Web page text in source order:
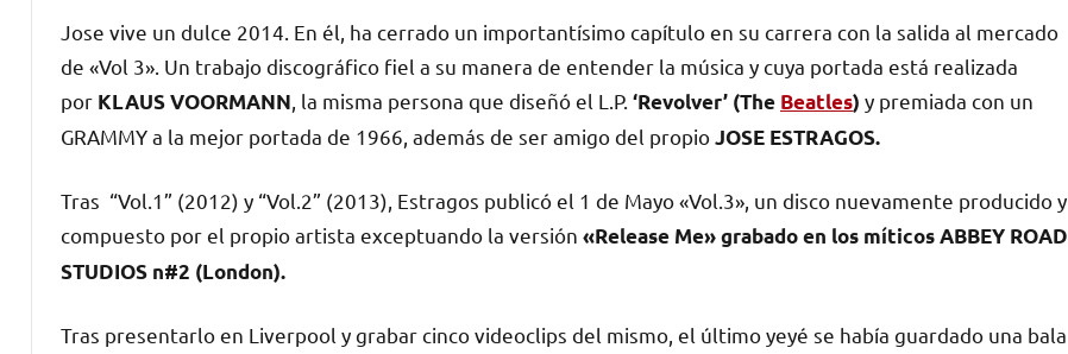
Jose vive un dulce 2014. En él, ha cerrado un importantísimo capítulo en su carrera con la salida al mercado
de «Vol 3». Un trabajo discográfico fiel a su manera de entender la música y cuya portada está realizada
por KLAUS VOORMANN , la misma persona que diseñó el L.P. ‘Revolver’ (The Beatles) y premiada con un
GRAMMY a la mejor portada de 1966, además de ser amigo del propioJOSE ESTRAGOS.
Tras “Vol.1” (2012) y “Vol.2” (2013), Estragos publicó el 1 de Mayo «Vol.3», un disco nuevamente producido y
compuesto por el propio artista exceptuando la versión «Release Me» grabado en los míticos ABBEY ROAD
STUDIOS n#2 (London).
Tras presentarlo en Liverpool y grabar cinco videoclips del mismo, el último yeyé se había guardado una bala